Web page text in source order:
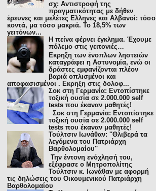
σχ: Αντιστροφή της
πραγματικότητας με δήθεν
έρευνες και μελέτες Ελληνες και Αλβανοί: τόσο
κοντά, μα τόσο μακριά. Το 18,5% των
γειτόνων...
Η πείνα φέρνει έγκλημα. Έχουμε
πόλεμο στις γειτονιές…
Εκρηξη των ένοπλων ληστειών
καταγράφει η Αστυνοµία, ενώ οι
δράστες εµφανίζονται πλέον
βαριά οπλισµένοι και
αποφασισµένοι . Εκρηξη στις δολοφ...
Σοκ στη Γερμανία: Εντοπίστηκε
τοξική ουσία σε 2.000.000 self
tests που έκαναν μαθητές!
Σοκ στη Γερμανία: Εντοπίστηκε
τοξική ουσία σε 2.000.000 self
tests που έκαναν μαθητές!
Τούλτσιν Ιωνάθαν: ''Θλιβερά τα
λεγόμενα του Πατριάρχη
Βαρθολομαίου''
Την έντονη ενόχλησή του,
εξέφρασε ο Μητροπολίτης
Τούλτσιν κ. Ιωνάθαν με αφορμή
τις δηλώσεις του Οικουμενικού Πατριάρχη
Βαρθολομαίου